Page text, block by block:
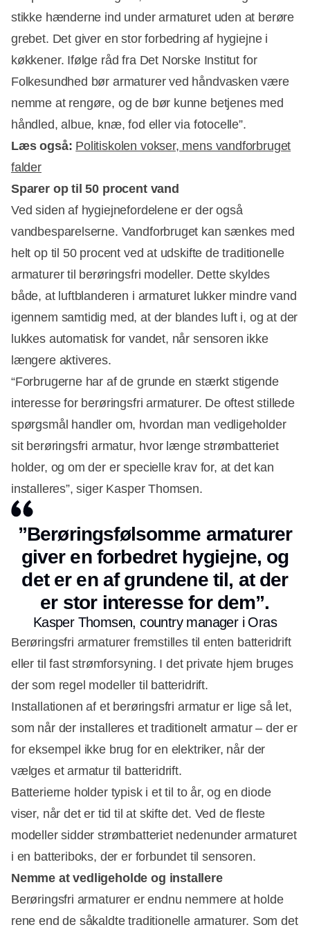
stikke hænderne ind under armaturet uden at berøre
grebet. Det giver en stor forbedring af hygiejne i
køkkener. Ifølge råd fra Det Norske Institut for
Folkesundhed bør armaturer ved håndvasken være
nemme at rengøre, og de bør kunne betjenes med
håndled, albue, knæ, fod eller via fotocelle”.
Læs også: Politiskolen vokser, mens vandforbruget
falder
Sparer op til 50 procent vand
Ved siden af hygiejnefordelene er der også
vandbesparelserne. Vandforbruget kan sænkes med
helt op til 50 procent ved at udskifte de traditionelle
armaturer til berøringsfri modeller. Dette skyldes
både, at luftblanderen i armaturet lukker mindre vand
igennem samtidig med, at der blandes luft i, og at der
lukkes automatisk for vandet, når sensoren ikke
længere aktiveres.
“Forbrugerne har af de grunde en stærkt stigende
interesse for berøringsfri armaturer. De oftest stillede
spørgsmål handler om, hvordan man vedligeholder
sit berøringsfri armatur, hvor længe strømbatteriet
holder, og om der er specielle krav for, at det kan
installeres”, siger Kasper Thomsen.
”Berøringsfølsomme armaturer
giver en forbedret hygiejne, og
det er en af grundene til, at der
er stor interesse for dem”.
Kasper Thomsen, country manager i Oras
Berøringsfri armaturer fremstilles til enten batteridrift
eller til fast strømforsyning. I det private hjem bruges
der som regel modeller til batteridrift.
Installationen af et berøringsfri armatur er lige så let,
som når der installeres et traditionelt armatur – der er
for eksempel ikke brug for en elektriker, når der
vælges et armatur til batteridrift.
Batterierne holder typisk i et til to år, og en diode
viser, når det er tid til at skifte det. Ved de fleste
modeller sidder strømbatteriet nedenunder armaturet
i en batteriboks, der er forbundet til sensoren.
Nemme at vedligeholde og installere
Berøringsfri armaturer er endnu nemmere at holde
rene end de såkaldte traditionelle armaturer. Som det